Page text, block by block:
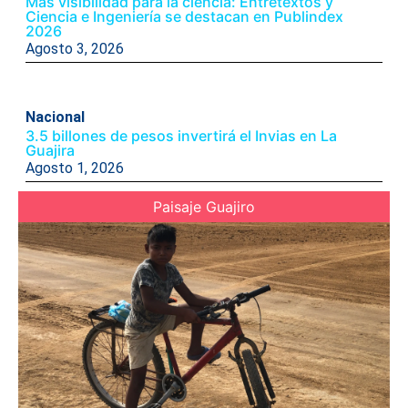
Ciencia e Ingeniería se destacan en Publindex
2026
Agosto 3, 2026
Nacional
3.5 billones de pesos invertirá el Invias en La
Guajira
Agosto 1, 2026
Paisaje Guajiro